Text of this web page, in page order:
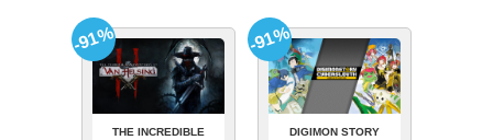
THE INCREDIBLE
-91%
DIGIMON STORY
-91%